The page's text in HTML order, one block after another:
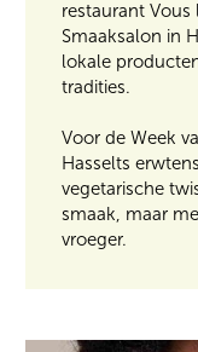
restaurant Vous
Smaaksalon in
lokale
tradities.
Voor de Week
Hasselts
vegetarische
smaak, maar
vroeger.